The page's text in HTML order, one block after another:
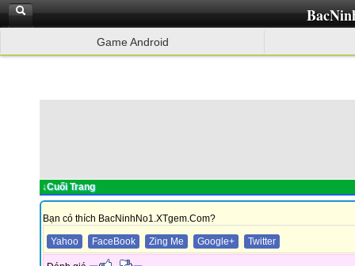
Game Android
↓Cuối Trang
Bạn có thích BacNinhNo1.XTgem.Com?
Yahoo FaceBook Zing Me Google+ Twitter